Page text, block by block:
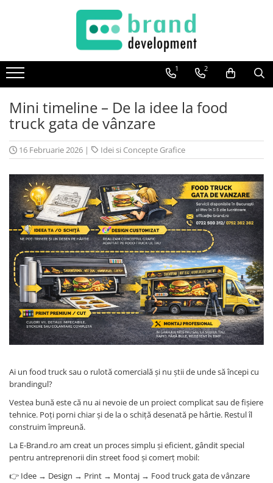
Fototapet Personalizat
Office Elixir Capsule
Tablouri Canvas
Postere
1 2
Mini timeline – De la idee la food
truck gata de vânzare
16 Februarie 2026 | Idei si Concepte Grafice
Ai un food truck sau o rulotă comercială și nu știi de unde să începi cu
brandingul?
Vestea bună este că nu ai nevoie de un proiect complicat sau de fișiere
tehnice. Poți porni chiar și de la o schiță desenată pe hârtie. Restul îl
construim împreună.
La E-Brand.ro am creat un proces simplu și eficient, gândit special
pentru antreprenorii din street food și comerț mobil:
👉 Idee → Design → Print → Montaj → Food truck gata de vânzare